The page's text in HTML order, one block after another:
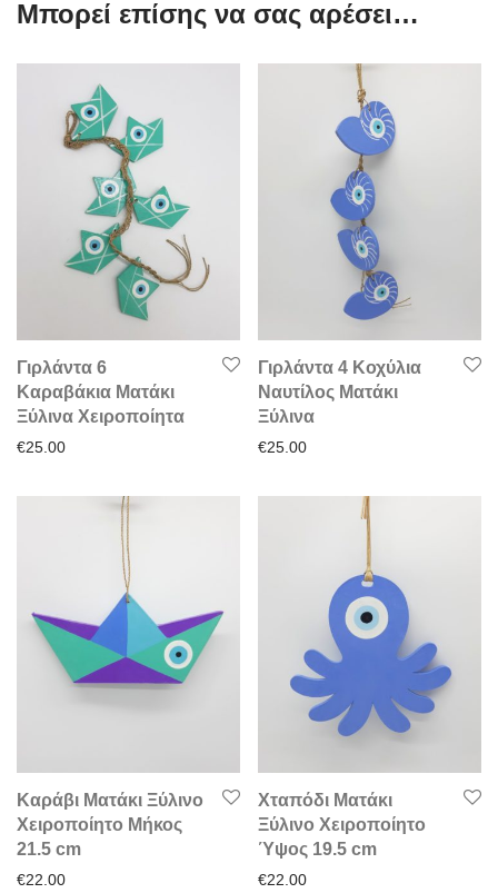
Μπορεί επίσης να σας αρέσει…
Γιρλάντα 6
Καραβάκια Ματάκι
Ξύλινα Χειροποίητα
€25.00
Γιρλάντα 4 Κοχύλια
Ναυτίλος Ματάκι
Ξύλινα
€25.00
Καράβι Ματάκι Ξύλινο
Χειροποίητο Μήκος
21.5 cm
€22.00
Χταπόδι Ματάκι
Ξύλινο Χειροποίητο
Ύψος 19.5 cm
€22.00